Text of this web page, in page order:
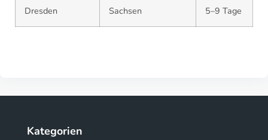
Dresden Sachsen 5–9 Tage
Kategorien